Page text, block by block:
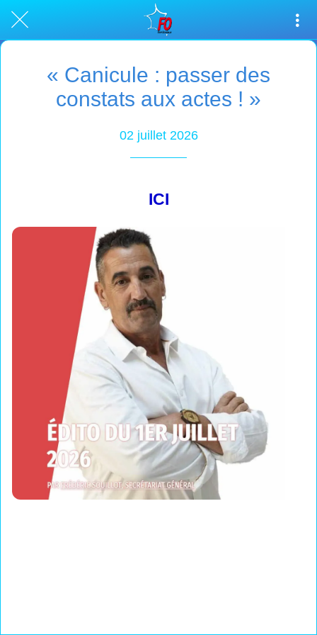
« Canicule : passer des
constats aux actes ! »
02 juillet 2026
ICI